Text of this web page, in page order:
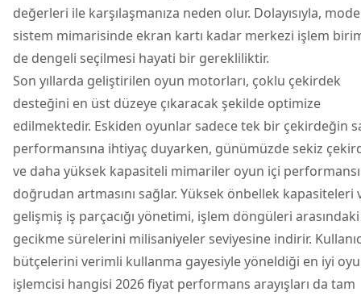
değerleri ile karşılaşmanıza neden olur. Dolayısıyla,
sistem mimarisinde ekran kartı kadar merkezi işlem
de dengeli seçilmesi hayati bir gerekliliktir.
Son yıllarda geliştirilen oyun motorları, çoklu çekirdek
desteğini en üst düzeye çıkaracak şekilde optimize
edilmektedir. Eskiden oyunlar sadece tek bir çekirdeğin
performansına ihtiyaç duyarken, günümüzde sekiz
ve daha yüksek kapasiteli mimariler oyun içi
doğrudan artmasını sağlar. Yüksek önbellek kapasiteleri
gelişmiş iş parçacığı yönetimi, işlem döngüleri arasındaki
gecikme sürelerini milisaniyeler seviyesine indirir.
bütçelerini verimli kullanma gayesiyle yöneldiği en iyi
işlemcisi hangisi 2026 fiyat performans arayışları da tam